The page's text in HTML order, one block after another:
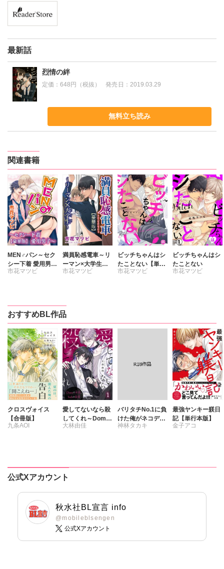
最新話
烈情の絆
定価：648円（税抜） 発売日： 2019.03.29
無料立ち読み
関連書籍
MEN♂パン～セク
シー下着 愛用男子
～【豪華版】
市花マツビ
満員恥感電車～リ
ーマン×大学生～
【豪華版】
市花マツビ
ビッチちゃんはシ
たことない【単行
本版】【電子書店
市花マツビ
ビッチちゃんはシ
たことない
市花マツビ
おすすめBL作品
クロスヴォイス
【合冊版】
九条AOI
愛してないなら殺
してくれ～Domの
本能、Subの慈愛
大林由佳
バリタチNo.1に負
けた俺がネコデビ
ューするまで【R
神林タカキ
最強ヤンキー躾日
記【単行本版】
金子アコ
公式Xアカウント
秋水社BL宣言 info
@mobileblsengen
公式Xアカウント